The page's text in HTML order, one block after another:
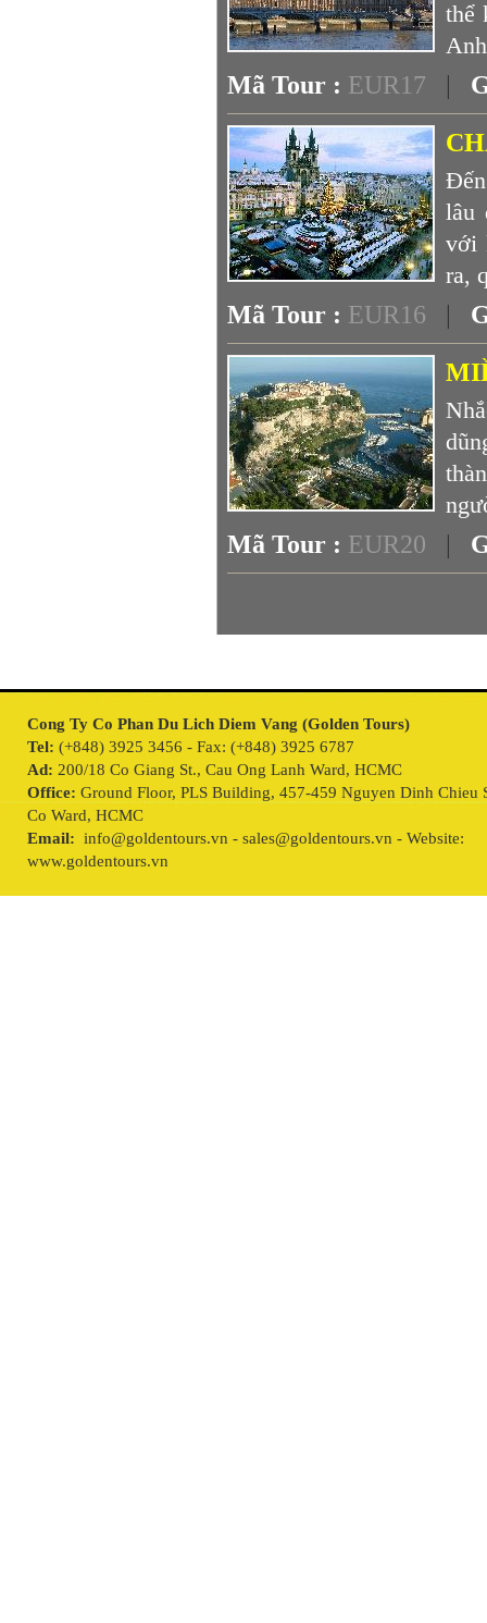
thể
Mã Tour : EUR17 |
lâu
với
ra,
Mã Tour : EUR16 |
Mã Tour : EUR20 |
Cong Ty Co Phan Du Lich Diem Vang (Golden Tours)
Tel: (+848) 3925 3456 - Fax: (+848) 3925 6787
Ad: 200/18 Co Giang St., Cau Ong Lanh Ward, HCMC
Office: Ground Floor, PLS Building, 457-459 Nguyen Dinh Chieu
Co Ward, HCMC
Email: info@goldentours.vn - sales@goldentours.vn - Website:
www.goldentours.vn